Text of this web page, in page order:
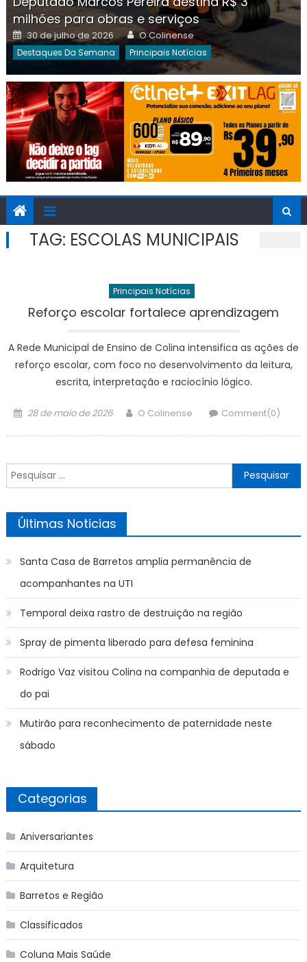
milhões para obras e serviços
Posted
on
30 de julho de 2026 Author
O Colinense
Destaques Da Semana Principais Notícias
TAG: ESCOLAS MUNICIPAIS
Principais Notícias
Reforço escolar fortalece aprendizagem
A Rede Municipal de Ensino de Colina intensifica as ações de
reforço escolar, com foco no desenvolvimento da leitura,
escrita, interpretação e raciocínio lógico.
Posted
28 de maio de 2026 Author
O Colinense Comment(0)
Pesquisar
por:
Últimas Noticias
Santa Casa de Barretos amplia permanência de
acompanhantes na UTI
Temporal deixa rastro de destruição na região
Spray de pimenta liberado para defesa feminina
Rodrigo Vaz visitou Colina na companhia de deputada e
do pai
Mutirão para reconhecimento de paternidade neste
sábado
Categorias
Aniversariantes
Arquitetura
Barretos e Região
Classificados
Coluna Mais Saúde